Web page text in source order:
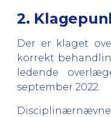
2.
Der er klaget
korrekt
ledende
september 2022.